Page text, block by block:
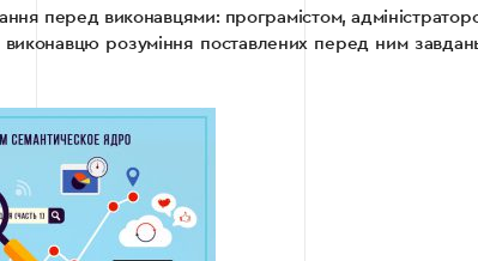
перед виконавцями: програмістом,
розуміння поставлених перед ним